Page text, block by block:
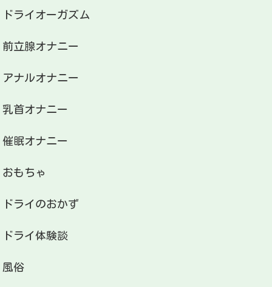
ドライオーガズム
前立腺オナニー
アナルオナニー
乳首オナニー
催眠オナニー
おもちゃ
ドライのおかず
ドライ体験談
風俗